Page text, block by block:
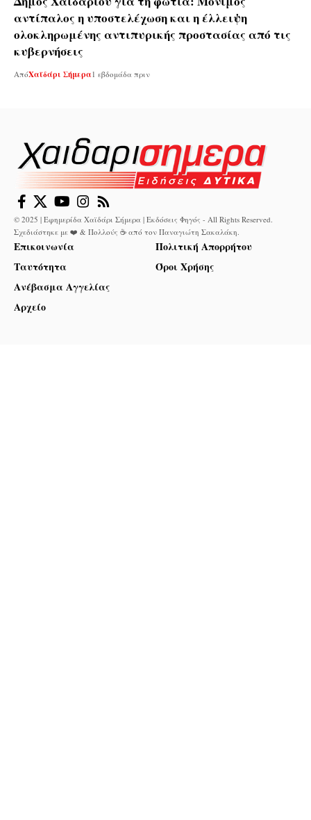
αντίπαλος η υποστελέχωση και η έλλειψη
ολοκληρωμένης αντιπυρικής προστασίας από τις
κυβερνήσεις
ΑπόΧαϊδάρι Σήμερα1 εβδομάδα πριν
© 2025 | Εφημερίδα Χαϊδάρι Σήμερα | Εκδόσεις Φηγός - All Rights Reserved.
Σχεδιάστηκε με ❤️ & Πολλούς ☕ από τον Παναγιώτη Σακαλάκη
Επικοινωνία
Ταυτότητα
Ανέβασμα Αγγελίας
Αρχείο
Πολιτική Απορρήτου
Όροι Χρήσης